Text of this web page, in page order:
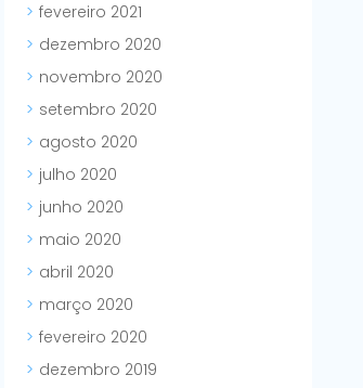
fevereiro 2021
dezembro 2020
novembro 2020
setembro 2020
agosto 2020
julho 2020
junho 2020
maio 2020
abril 2020
março 2020
fevereiro 2020
dezembro 2019